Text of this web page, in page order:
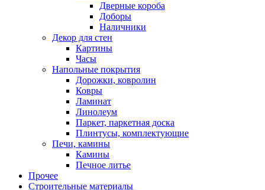
Дверные короба
Доборы
Наличники
Декор для стен
Картины
Часы
Напольные покрытия
Дорожки, ковролин
Ковры
Ламинат
Линолеум
Паркет, паркетная доска
Плинтусы, комплектующие
Печи, камины
Камины
Печное литье
Прочее
Строительные материалы